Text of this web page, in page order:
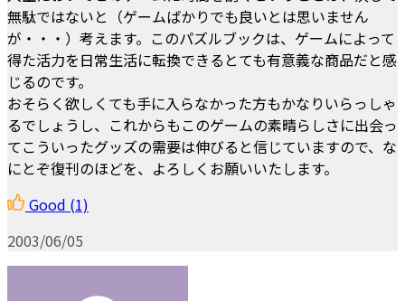
無駄ではないと（ゲームばかりでも良いとは思いません
が・・・）考えます。このパズルブックは、ゲームによって
得た活力を日常生活に転換できるとても有意義な商品だと感
じるのです。
おそらく欲しくても手に入らなかった方もかなりいらっしゃ
るでしょうし、これからもこのゲームの素晴らしさに出会っ
てこういったグッズの需要は伸びると信じていますので、な
にとぞ復刊のほどを、よろしくお願いいたします。
Good (1)
2003/06/05